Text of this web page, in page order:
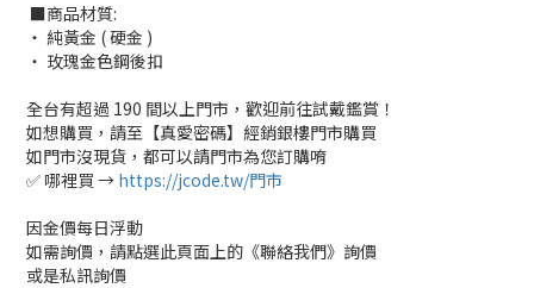
■商品材質:
‧ 純黃金 ( 硬金 )
‧ 玫瑰金色鋼後扣
全台有超過 190 間以上門市，歡迎前往試戴鑑賞！
如想購買，請至【真愛密碼】經銷銀樓門市購買
如門市沒現貨，都可以請門市為您訂購唷
✅ 哪裡買 → https://jcode.tw/門市
因金價每日浮動
如需詢價，請點選此頁面上的《聯絡我們》詢價
或是私訊詢價